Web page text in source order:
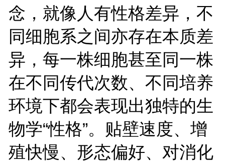
念，就像人有性格差异，不
同细胞系之间亦存在本质差
异，每一株细胞甚至同一株
在不同传代次数、不同培养
环境下都会表现出独特的生
物学“性格”。贴壁速度、增
殖快慢、形态偏好、对消化